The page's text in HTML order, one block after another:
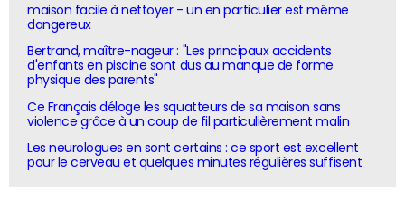
maison facile à nettoyer - un en particulier est même
dangereux
Bertrand, maître-nageur : "Les principaux accidents
d'enfants en piscine sont dus au manque de forme
physique des parents"
Ce Français déloge les squatteurs de sa maison sans
violence grâce à un coup de fil particulièrement malin
Les neurologues en sont certains : ce sport est excellent
pour le cerveau et quelques minutes régulières suffisent